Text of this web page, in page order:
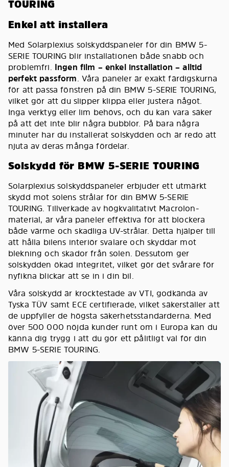
TOURING
Enkel att installera
Med Solarplexius solskyddspaneler för din BMW 5-
SERIE TOURING blir installationen både snabb och
problemfri. Ingen film – enkel installation – alltid
perfekt passform. Våra paneler är exakt färdigskurna
för att passa fönstren på din BMW 5-SERIE TOURING,
vilket gör att du slipper klippa eller justera något.
Inga verktyg eller lim behövs, och du kan vara säker
på att det inte blir några bubblor. På bara några
minuter har du installerat solskydden och är redo att
njuta av deras många fördelar.
Solskydd för BMW 5-SERIE TOURING
Solarplexius solskyddspaneler erbjuder ett utmärkt
skydd mot solens strålar för din BMW 5-SERIE
TOURING. Tillverkade av högkvalitativt Macrolon-
material, är våra paneler effektiva för att blockera
både värme och skadliga UV-strålar. Detta hjälper till
att hålla bilens interiör svalare och skyddar mot
blekning och skador från solen. Dessutom ger
solskydden ökad integritet, vilket gör det svårare för
nyfikna blickar att se in i din bil.
Våra solskydd är krocktestade av VTI, godkända av
Tyska TÜV samt ECE certifierade, vilket säkerställer att
de uppfyller de högsta säkerhetsstandarderna. Med
över 500 000 nöjda kunder runt om i Europa kan du
känna dig trygg i att du gör ett pålitligt val för din
BMW 5-SERIE TOURING.